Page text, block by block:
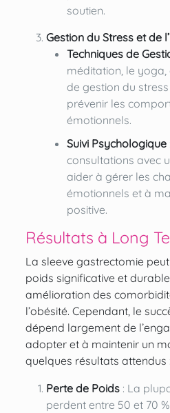
soutien.
Gestion du Stress et de
Techniques de
méditation, le yoga,
de gestion du
prévenir les
émotionnels.
Suivi Psychologique
consultations avec
aider à gérer les
émotionnels et à
positive.
Résultats à Long
La sleeve gastrectomie
poids significative et
amélioration des
l’obésité. Cependant, le
dépend largement de
adopter et à maintenir un
quelques résultats attendus :
Perte de Poids: La
perdent entre 50 et 70